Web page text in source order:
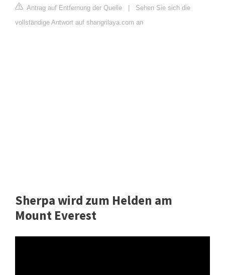
Antrag auf Entfernung der Quelle
Sehen Sie sich die
vollständige Antwort auf shangrilaya.com an
Sherpa wird zum Helden am
Mount Everest